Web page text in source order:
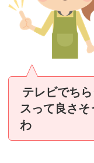
テレビでち
スって良さ
わ